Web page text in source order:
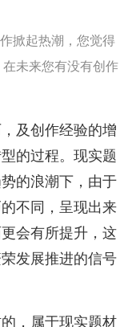
掀起热潮，您觉得
未来您有没有创作
及创作经验的增
的过程。现实题
的浪潮下，由于
不同，呈现出来
会有所提升，这
发展推进的信号
，属于现实题材